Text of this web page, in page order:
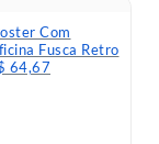
Com
Fusca Retro
64,67